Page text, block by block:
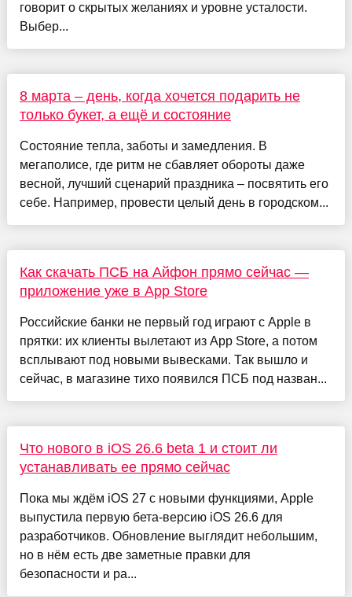
говорит о скрытых желаниях и уровне усталости.
Выбер...
8 марта – день, когда хочется подарить не
только букет, а ещё и состояние
Состояние тепла, заботы и замедления. В
мегаполисе, где ритм не сбавляет обороты даже
весной, лучший сценарий праздника – посвятить его
себе. Например, провести целый день в городском...
Как скачать ПСБ на Айфон прямо сейчас —
приложение уже в App Store
Российские банки не первый год играют с Apple в
прятки: их клиенты вылетают из App Store, а потом
всплывают под новыми вывесками. Так вышло и
сейчас, в магазине тихо появился ПСБ под назван...
Что нового в iOS 26.6 beta 1 и стоит ли
устанавливать ее прямо сейчас
Пока мы ждём iOS 27 с новыми функциями, Apple
выпустила первую бета-версию iOS 26.6 для
разработчиков. Обновление выглядит небольшим,
но в нём есть две заметные правки для
безопасности и ра...